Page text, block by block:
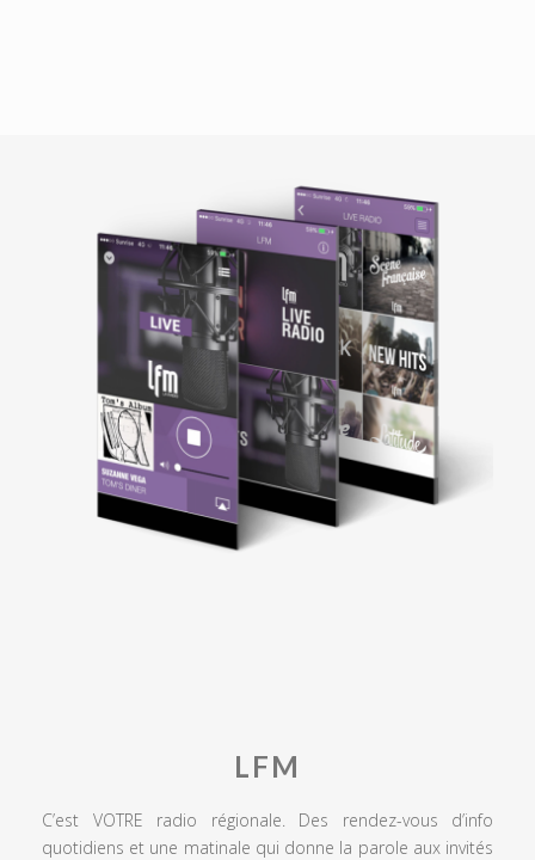
LFM
C’est VOTRE radio régionale. Des rendez-vous d’info
quotidiens et une matinale qui donne la parole aux invités